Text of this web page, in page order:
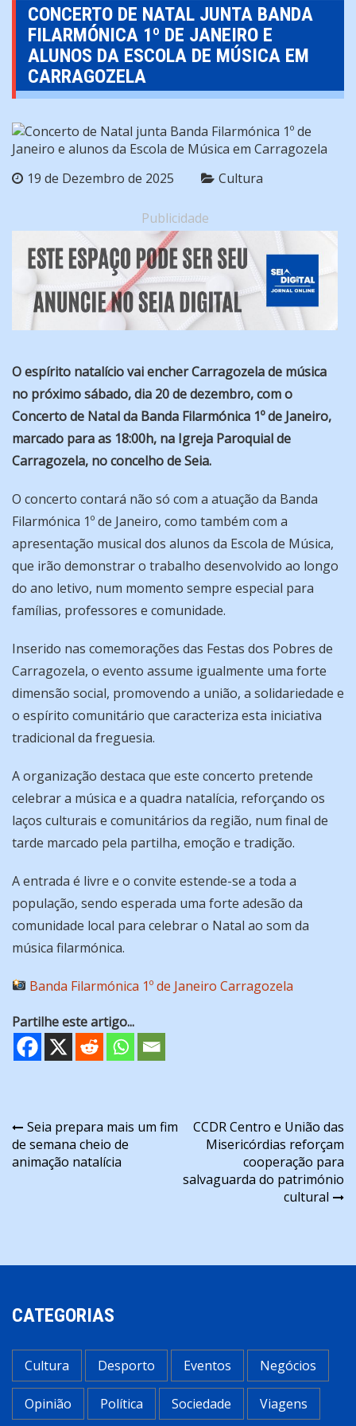
CONCERTO DE NATAL JUNTA BANDA
FILARMÓNICA 1º DE JANEIRO E
ALUNOS DA ESCOLA DE MÚSICA EM
CARRAGOZELA
19 de Dezembro de 2025 Cultura
Publicidade
O espírito natalício vai encher Carragozela de música
no próximo sábado, dia 20 de dezembro, com o
Concerto de Natal da Banda Filarmónica 1º de Janeiro,
marcado para as 18:00h, na Igreja Paroquial de
Carragozela, no concelho de Seia.
O concerto contará não só com a atuação da Banda
Filarmónica 1º de Janeiro, como também com a
apresentação musical dos alunos da Escola de Música,
que irão demonstrar o trabalho desenvolvido ao longo
do ano letivo, num momento sempre especial para
famílias, professores e comunidade.
Inserido nas comemorações das Festas dos Pobres de
Carragozela, o evento assume igualmente uma forte
dimensão social, promovendo a união, a solidariedade e
o espírito comunitário que caracteriza esta iniciativa
tradicional da freguesia.
A organização destaca que este concerto pretende
celebrar a música e a quadra natalícia, reforçando os
laços culturais e comunitários da região, num final de
tarde marcado pela partilha, emoção e tradição.
A entrada é livre e o convite estende-se a toda a
população, sendo esperada uma forte adesão da
comunidade local para celebrar o Natal ao som da
música filarmónica.
Banda Filarmónica 1º de Janeiro Carragozela
Partilhe este artigo...
Navegação
de
Seia prepara mais um fim
de semana cheio de
animação natalícia
CCDR Centro e União das
Misericórdias reforçam
cooperação para
salvaguarda do património
cultural
CATEGORIAS
Cultura Desporto Eventos Negócios
Opinião Política Sociedade Viagens